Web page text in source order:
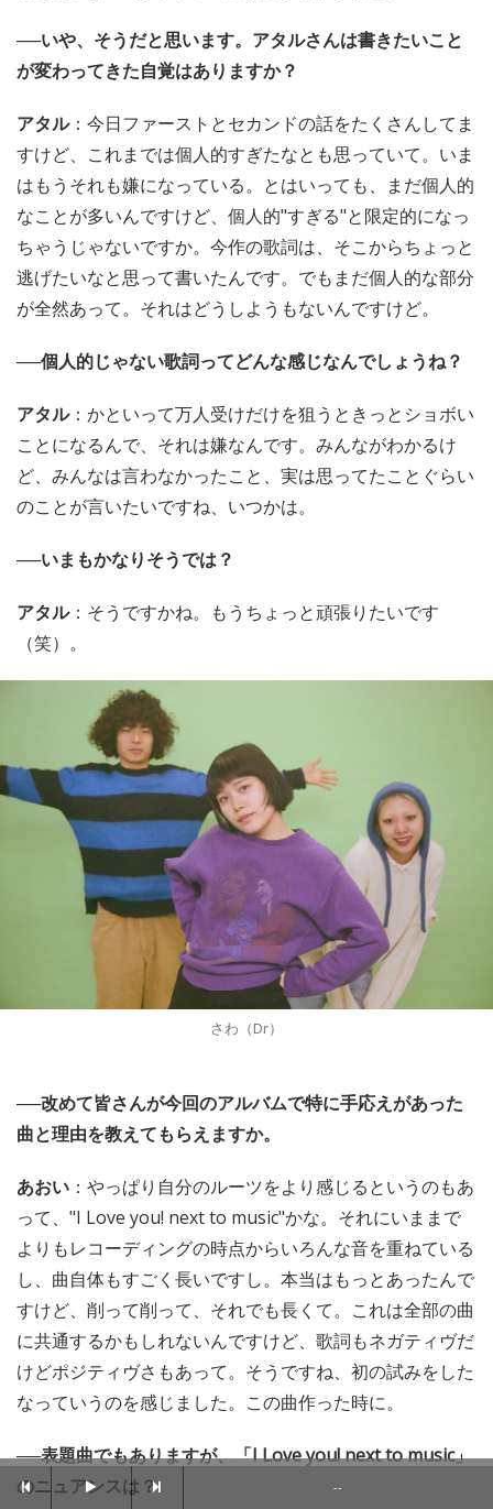
──いや、そうだと思います。アタルさんは書きたいこと
が変わってきた自覚はありますか？
アタル：今日ファーストとセカンドの話をたくさんしてま
すけど、これまでは個人的すぎたなとも思っていて。いま
はもうそれも嫌になっている。とはいっても、まだ個人的
なことが多いんですけど、個人的"すぎる"と限定的になっ
ちゃうじゃないですか。今作の歌詞は、そこからちょっと
逃げたいなと思って書いたんです。でもまだ個人的な部分
が全然あって。それはどうしようもないんですけど。
──個人的じゃない歌詞ってどんな感じなんでしょうね？
アタル：かといって万人受けだけを狙うときっとショボい
ことになるんで、それは嫌なんです。みんながわかるけ
ど、みんなは言わなかったこと、実は思ってたことぐらい
のことが言いたいですね、いつかは。
──いまもかなりそうでは？
アタル：そうですかね。もうちょっと頑張りたいです
（笑）。
さわ（Dr）
──改めて皆さんが今回のアルバムで特に手応えがあった
曲と理由を教えてもらえますか。
あおい ：やっぱり自分のルーツをより感じるというのもあ
って、"I Love you! next to music"かな。それにいままで
よりもレコーディングの時点からいろんな音を重ねている
し、曲自体もすごく長いですし。本当はもっとあったんで
すけど、削って削って、それでも長くて。これは全部の曲
に共通するかもしれないんですけど、歌詞もネガティヴだ
けどポジティヴさもあって。そうですね、初の試みをした
なっていうのを感じました。この曲作った時に。
──表題曲でもありますが、「I Love you! next to music」
のニュアンスは？
--